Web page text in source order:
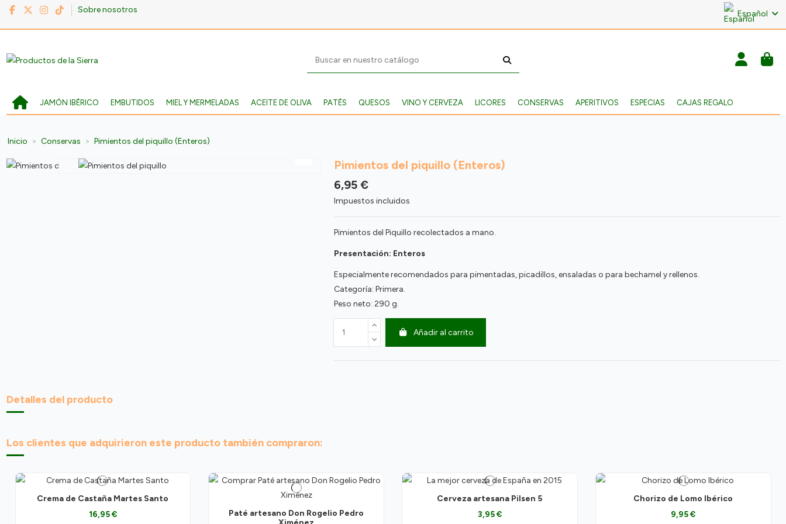
Sobre nosotros Español
JAMÓN IBÉRICO EMBUTIDOS MIEL Y MERMELADAS ACEITE DE OLIVA PATÉS QUESOS VINO Y CERVEZA LICORES CONSERVAS APERITIVOS ESPECIAS CAJAS REGALO
Inicio Conservas Pimientos del piquillo (Enteros)
Pimientos del piquillo (Enteros)
6,95 €
Impuestos incluidos
Pimientos del Piquillo recolectados a mano.
Presentación: Enteros
Especialmente recomendados para pimentadas, picadillos, ensaladas o para bechamel y rellenos.
Categoría: Primera.
Peso neto: 290 g.
Añadir al carrito
Detalles del producto
Los clientes que adquirieron este producto también compraron:
Crema de Castaña Martes Santo
16,95 €
Paté artesano Don Rogelio Pedro
Cerveza artesana Pilsen 5
3,95 €
Chorizo de Lomo Ibérico
9,95 €